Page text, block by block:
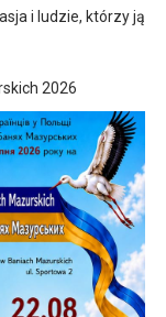
i ludzie, którzy ją
2026